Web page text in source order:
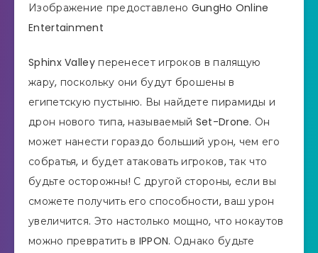
Изображение предоставлено GungHo Online
Entertainment
Sphinx Valley перенесет игроков в палящую
жару, поскольку они будут брошены в
египетскую пустыню. Вы найдете пирамиды и
дрон нового типа, называемый Set-Drone. Он
может нанести гораздо больший урон, чем его
собратья, и будет атаковать игроков, так что
будьте осторожны! С другой стороны, если вы
сможете получить его способности, ваш урон
увеличится. Это настолько мощно, что нокаутов
можно превратить в IPPON. Однако будьте